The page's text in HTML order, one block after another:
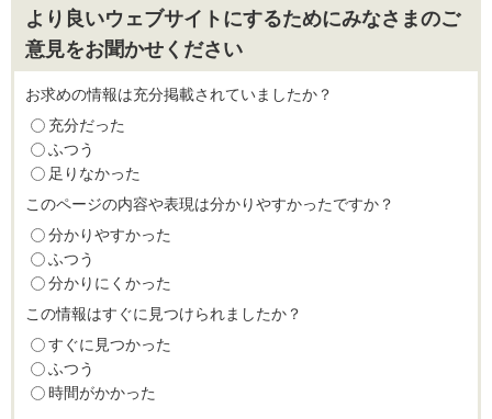
より良いウェブサイトにするためにみなさまのご
意見をお聞かせください
お求めの情報は充分掲載されていましたか？
充分だった
ふつう
足りなかった
このページの内容や表現は分かりやすかったですか？
分かりやすかった
ふつう
分かりにくかった
この情報はすぐに見つけられましたか？
すぐに見つかった
ふつう
時間がかかった